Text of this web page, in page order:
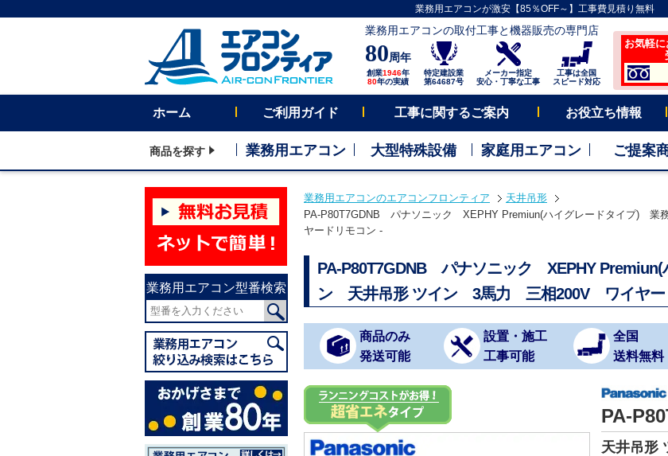
業務用エアコンが激安【85％OFF～】工事費見積り無料
業務用エアコンの取付工事と機器販売の専門店
80周年
創業1946年
80年の実績
特定建設業
第64687号
メーカー指定
安心・丁寧な工事
工事は全国
スピード対応
お気軽
ホーム ご利用ガイド 工事に関するご案内 お役立ち情報
商品を探す 業務用エアコン 大型特殊設備 家庭用エアコン ご提案
業務用エアコン型番検索
業務用エアコンのエアコンフロンティア
天井吊形
PA-P80T7GDNB パナソニック XEPHY Premiun(ハイグレードタイプ) 業
ヤードリモコン -
PA-P80T7GDNB パナソニック XEPHY
ン 天井吊形 ツイン 3馬力 三相200V ワイヤ
商品のみ
発送可能
設置・施工
工事可能
全国
送料無料
PA-
天井吊形